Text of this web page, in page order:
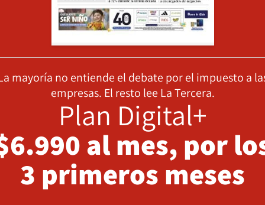
mayoría no entiende el debate por el impuesto a
empresas. El resto lee La Tercera.
Plan Digital+
al mes, por
3 primeros meses